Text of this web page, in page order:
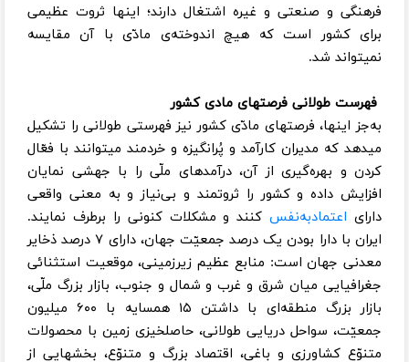
فرهنگی و صنعتی و غیره اشتغال دارند؛ اینها ثروت عظیمی
برای کشور است که هیچ اندوخته‌ی مادّی با آن مقایسه
نمیتواند شد.
فهرست طولانی فرصتهای مادی کشور
به‌جز اینها، فرصتهای مادّی کشور نیز فهرستی طولانی را تشکیل
میدهد که مدیران کارآمد و پُرانگیزه و خردمند میتوانند با فعّال
کردن و بهره‌گیری از آن، درآمدهای ملّی را با جهشی نمایان
افزایش داده و کشور را ثروتمند و بی‌نیاز و به معنی واقعی
دارای اعتمادبه‌نفسکنند و مشکلات کنونی را برطرف نمایند.
ایران با دارا بودن یک درصد جمعیّت جهان، دارای ۷ درصد ذخایر
معدنی جهان است: منابع عظیم زیرزمینی، موقعیت استثنائی
جغرافیایی میان شرق و غرب و شمال و جنوب، بازار بزرگ ملّی،
بازار بزرگ منطقه‌ای با داشتن ۱۵ همسایه با ۶۰۰ میلیون
جمعیّت، سواحل دریایی طولانی، حاصلخیزی زمین با محصولات
متنوّع کشاورزی و باغی، اقتصاد بزرگ و متنوّع، بخشهایی از